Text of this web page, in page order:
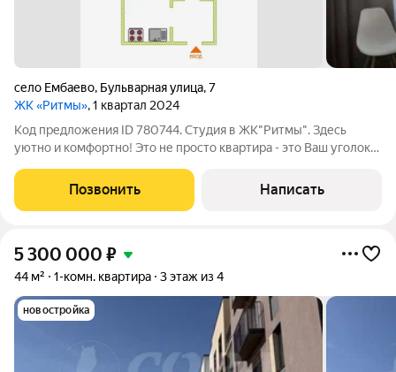
село Ембаево, Бульварная улица,7
ЖК «Ритмы», 1 квартал 2024
Код предложения ID 780744. Студия в ЖК"Ритмы". Здесь
уютно и комфортно! Это не просто квартира - это Ваш уголок
сделан, всё в светлых тонах. Все материалы качественные.
Мебель расставлена со
Позвонить Написать
5 300 000 ₽
44 м² 1-комн. квартира 3 этаж из 4
новостройка